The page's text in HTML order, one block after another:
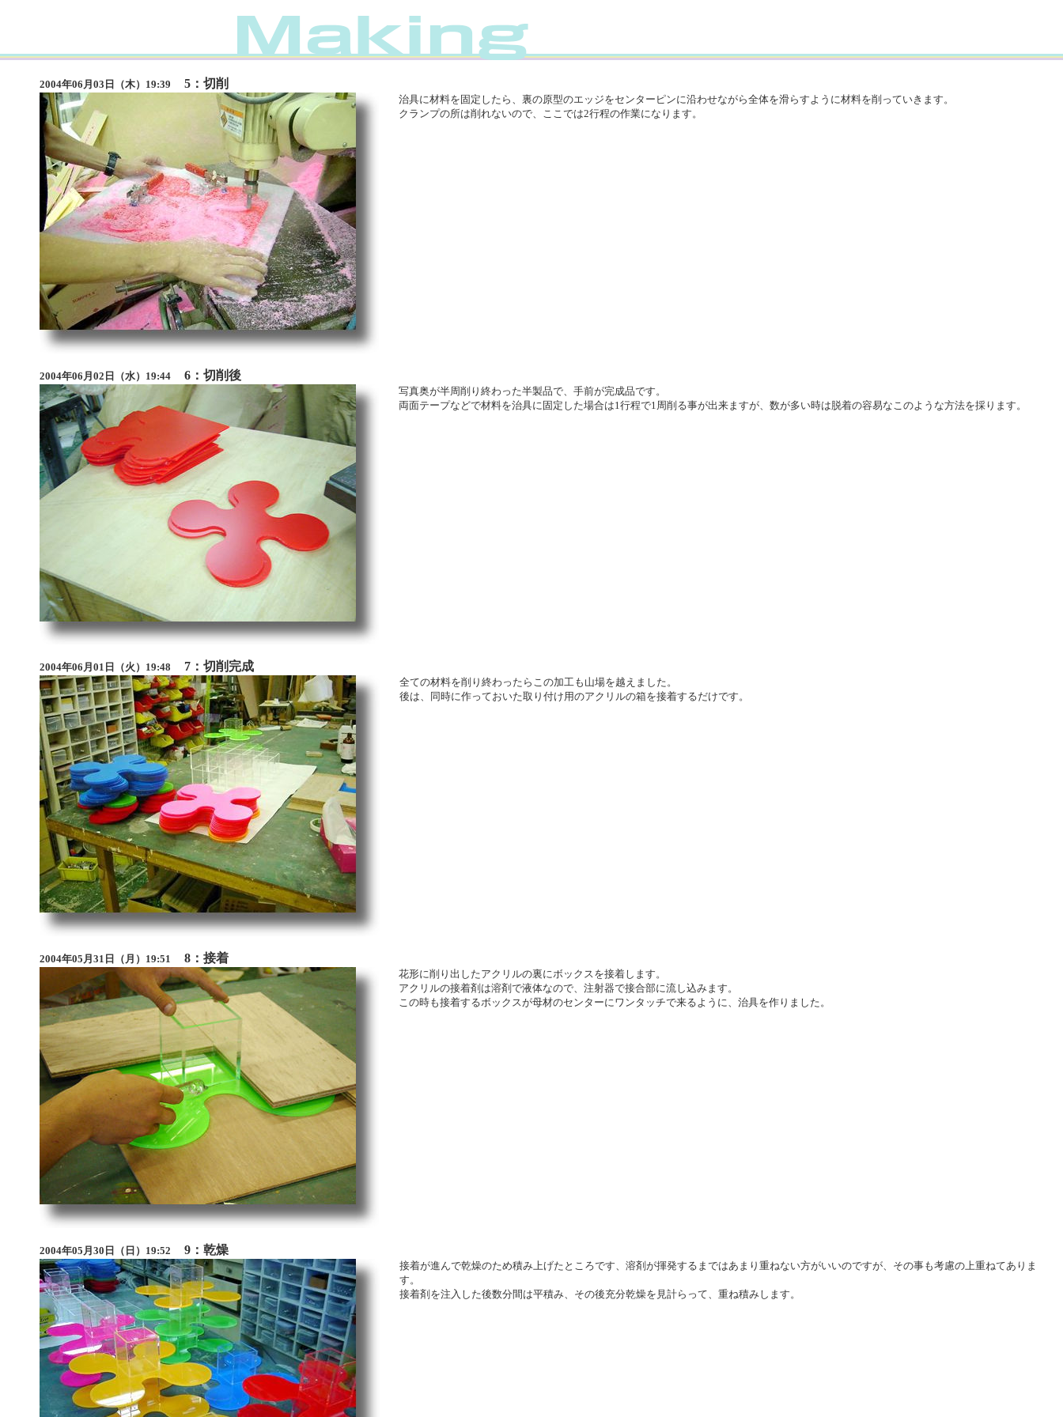
2004年06月03日（木）19:39 5：切削
治具に材料を固定したら、裏の原型のエッジをセンターピンに沿わせながら全体を滑らすように材料を削っていきます。
クランプの所は削れないので、ここでは2行程の作業になります。
2004年06月02日（水）19:44 6：切削後
写真奥が半周削り終わった半製品で、手前が完成品です。
両面テープなどで材料を治具に固定した場合は1行程で1周削る事が出来ますが、数が多い時は脱着の容易なこのような方法を採ります。
2004年06月01日（火）19:48 7：切削完成
全ての材料を削り終わったらこの加工も山場を越えました。
後は、同時に作っておいた取り付け用のアクリルの箱を接着するだけです。
2004年05月31日（月）19:51 8：接着
花形に削り出したアクリルの裏にボックスを接着します。
アクリルの接着剤は溶剤で液体なので、注射器で接合部に流し込みます。
この時も接着するボックスが母材のセンターにワンタッチで来るように、治具を作りました。
2004年05月30日（日）19:52 9：乾燥
接着が進んで乾燥のため積み上げたところです、溶剤が揮発するまではあまり重ねない方がいいのですが、その事も考慮の上重ねてありま
す。
接着剤を注入した後数分間は平積み、その後充分乾燥を見計らって、重ね積みします。